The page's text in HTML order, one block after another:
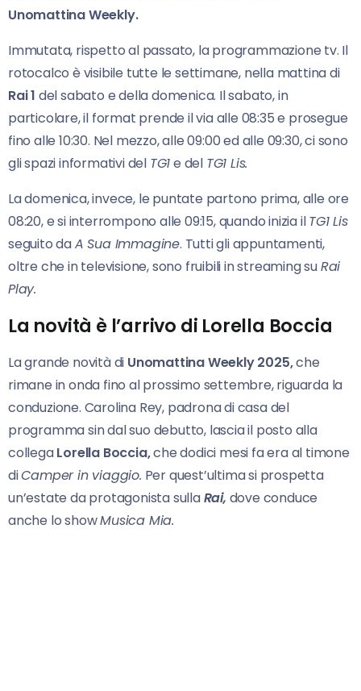
Unomattina Weekly.
Immutata, rispetto al passato, la programmazione tv. Il
rotocalco è visibile tutte le settimane, nella mattina di
Rai 1 del sabato e della domenica. Il sabato, in
particolare, il format prende il via alle 08:35 e prosegue
fino alle 10:30. Nel mezzo, alle 09:00 ed alle 09:30, ci sono
gli spazi informativi del TG1e del TG1 Lis.
La domenica, invece, le puntate partono prima, alle ore
08:20, e si interrompono alle 09:15, quando inizia ilTG1 Lis
seguito daA Sua Immagine. Tutti gli appuntamenti,
oltre che in televisione, sono fruibili in streaming suRai
Play.
La novità è l’arrivo di Lorella Boccia
La grande novità di Unomattina Weekly 2025,che
rimane in onda fino al prossimo settembre, riguarda la
conduzione. Carolina Rey, padrona di casa del
programma sin dal suo debutto, lascia il posto alla
collegaLorella Boccia,che dodici mesi fa era al timone
diCamper in viaggio. Per quest’ultima si prospetta
un’estate da protagonista sullaRai, dove conduce
anche lo showMusica Mia.